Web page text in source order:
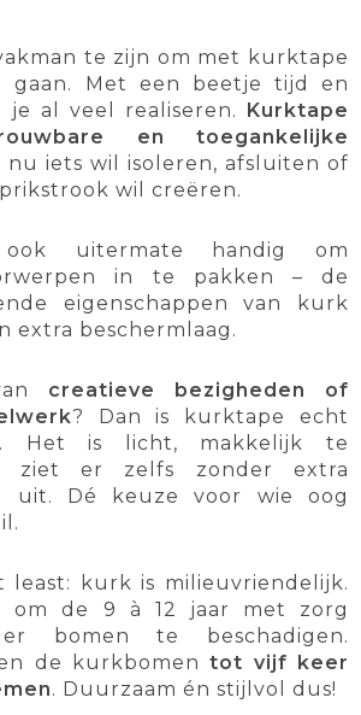
te zijn om met kurktape
gaan. Met een beetje tijd en
al veel realiseren.
Kurktape
en toegankelijke
nu iets wil isoleren, afsluiten of
wil creëren.
uitermate handig om
in te pakken – de
eigenschappen van kurk
extra beschermlaag.
creatieve bezigheden of
? Dan is kurktape echt
Het is licht, makkelijk te
ziet er zelfs zonder extra
uit. Dé keuze voor wie oog
least: kurk is milieuvriendelijk.
om de 9 à 12 jaar met zorg
bomen te beschadigen.
de kurkbomentot vijf keer
. Duurzaam én stijlvol dus!